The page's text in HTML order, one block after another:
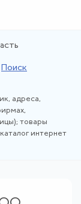
Поиск
адреса,
товары
интернет